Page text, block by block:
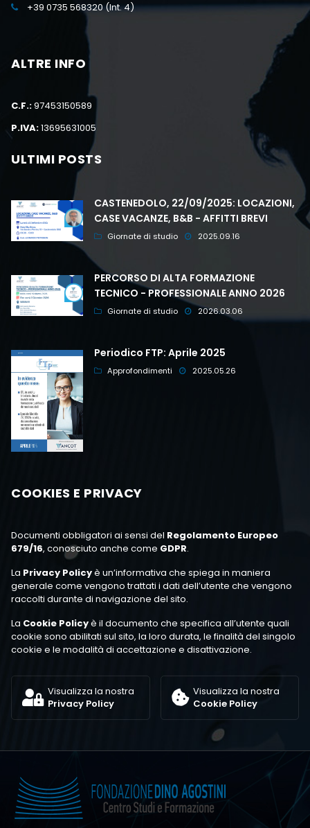
+39 0735 568320 (Int. 4)
ALTRE INFO
C.F.:97453150589
P.IVA:13695631005
ULTIMI POSTS
CASTENEDOLO, 22/09/2025: LOCAZIONI,
CASE VACANZE, B&B - AFFITTI BREVI
Giornate di studio 2025.09.16
PERCORSO DI ALTA FORMAZIONE
TECNICO - PROFESSIONALE ANNO 2026
Giornate di studio 2026.03.06
Periodico FTP: Aprile 2025
Approfondimenti 2025.05.26
COOKIES E PRIVACY
Documenti obbligatori ai sensi del Regolamento Europeo
679/16, conosciuto anche come GDPR.
La Privacy Policyè un’informativa che spiega in maniera
generale come vengono trattati i dati dell’utente che vengono
raccolti durante di navigazione del sito.
La Cookie Policyè il documento che specifica all’utente quali
cookie sono abilitati sul sito, la loro durata, le finalità del singolo
cookie e le modalità di accettazione e disattivazione.
Visualizza la nostra
Privacy Policy
Visualizza la nostra
Cookie Policy